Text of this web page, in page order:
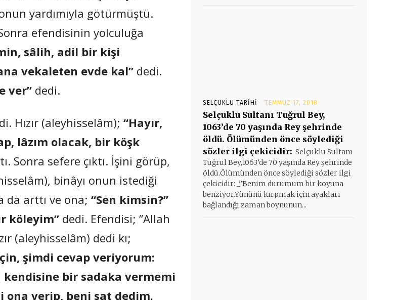
yardımıyla götürmüştü.
efendisinin yolculuğa
sâlih, adil bir kişi
vekaleten evde kal” dedi.
ver” dedi.
Hızır (aleyhisselâm); “Hayır,
lâzım olacak, bir köşk
Sonra sefere çıktı. İşini görüp,
binâyı onun istediği
da arttı ve ona; “Sen kimsin?”
köleyim” dedi. Efendisi; “Allah
(aleyhisselâm) dedi kı;
şimdi cevap veriyorum:
kendisine bir sadaka vermemi
ona verip, beni sat dedim.
SELÇUKLU TARIHI TEMMUZ 17, 2018
Selçuklu Sultanı Tuğrul Bey,
1063’de 70 yaşında Rey şehrinde
öldü. Ölümünden önce söylediği
sözler ilgi çekicidir: Selçuklu Sultanı
Tuğrul Bey,1063’de 70 yaşında Rey şehrinde
öldü.Ölümünden önce söylediği sözler ilgi
çekicidir: _”Benim durumum bir koyuna
benziyor.Yününü kırpmak için ayakları
bağlandığı zaman boynunun...